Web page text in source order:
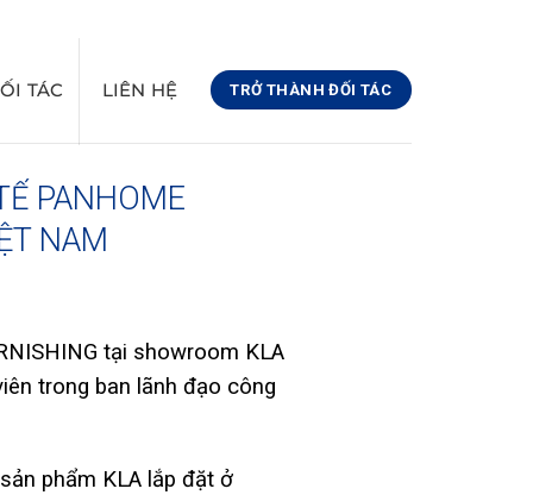
TÁC LIÊN HỆ TRỞ THÀNH ĐỐI TÁC
PANHOME
NAM
tại showroom KLA
trong ban lãnh đạo công
phẩm KLA lắp đặt ở